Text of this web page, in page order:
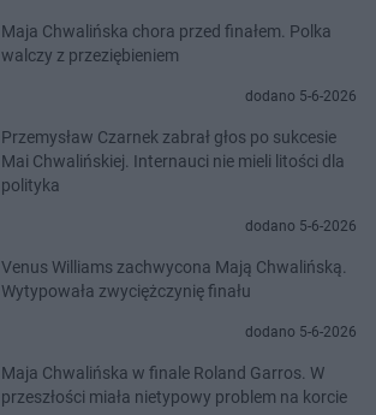
Maja Chwalińska chora przed finałem. Polka
walczy z przeziębieniem
dodano 5-6-2026
Przemysław Czarnek zabrał głos po sukcesie
Mai Chwalińskiej. Internauci nie mieli litości dla
polityka
dodano 5-6-2026
Venus Williams zachwycona Mają Chwalińską.
Wytypowała zwyciężczynię finału
dodano 5-6-2026
Maja Chwalińska w finale Roland Garros. W
przeszłości miała nietypowy problem na korcie